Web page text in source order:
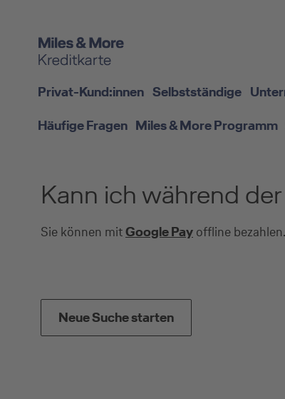
Privat-Kund:innen Selbstständige
Häufige Fragen Miles & More Programm
Kann ich während
Sie können mitGoogle Pay offline
Neue Suche starten